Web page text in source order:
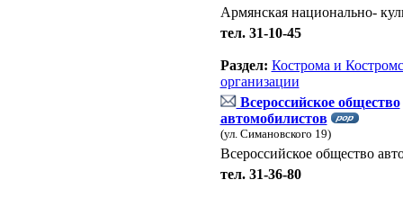
Армянская национально-
тел. 31-10-45
Раздел: Кострома и
организации
Всероссийское общество
автомобилистов
(ул. Симановского 19)
Всероссийское общество
тел. 31-36-80